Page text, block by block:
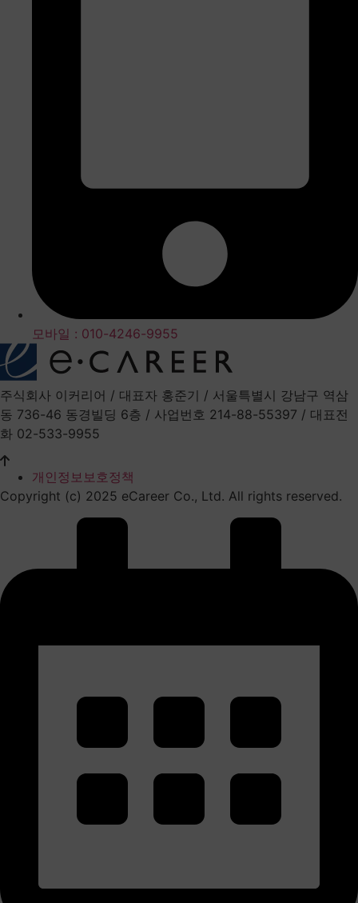
모바일 : 010-4246-9955
주식회사 이커리어 / 대표자 홍준기 / 서울특별시 강남구 역삼
동 736-46 동경빌딩 6층 / 사업번호 214-88-55397 / 대표전
화 02-533-9955
개인정보보호정책
Copyright (c) 2025 eCareer Co., Ltd. All rights reserved.